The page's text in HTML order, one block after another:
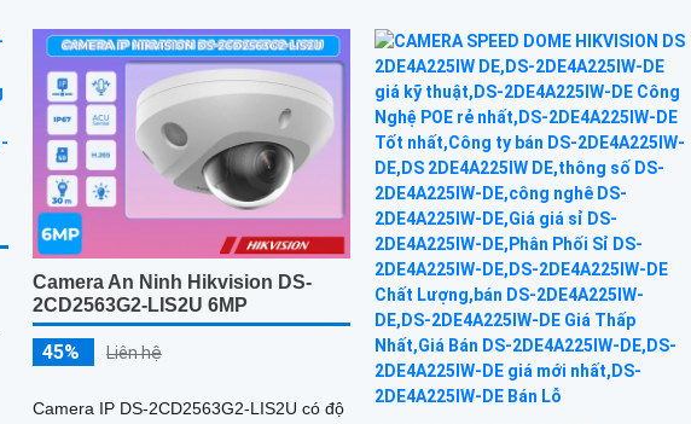
Camera An Ninh Hikvision DS-
2CD2563G2-LIS2U 6MP
45% Liên hệ
Camera IP DS-2CD2563G2-LIS2U có độ